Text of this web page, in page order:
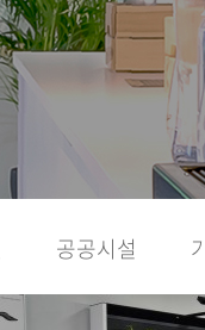
공공시설